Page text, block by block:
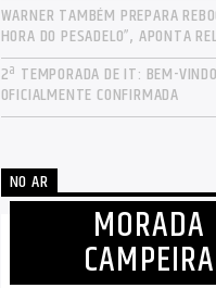
WARNER TAMBÉM PREPARA
HORA DO PESADELO”, APONTA
2ª TEMPORADA DE IT: BEM-
OFICIALMENTE CONFIRMADA
NO AR
MORADA
CAMPEIRA